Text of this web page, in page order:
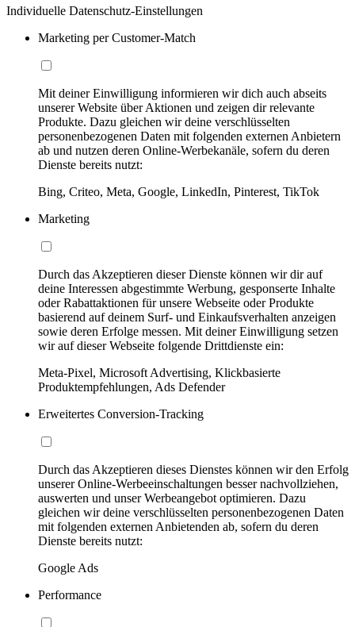
Individuelle Datenschutz-Einstellungen
Marketing per Customer-Match
Mit deiner Einwilligung informieren wir dich auch abseits
unserer Website über Aktionen und zeigen dir relevante
Produkte. Dazu gleichen wir deine verschlüsselten
personenbezogenen Daten mit folgenden externen Anbietern
ab und nutzen deren Online-Werbekanäle, sofern du deren
Dienste bereits nutzt:
Bing, Criteo, Meta, Google, LinkedIn, Pinterest, TikTok
Marketing
Durch das Akzeptieren dieser Dienste können wir dir auf
deine Interessen abgestimmte Werbung, gesponserte Inhalte
oder Rabattaktionen für unsere Webseite oder Produkte
basierend auf deinem Surf- und Einkaufsverhalten anzeigen
sowie deren Erfolge messen. Mit deiner Einwilligung setzen
wir auf dieser Webseite folgende Drittdienste ein:
Meta-Pixel, Microsoft Advertising, Klickbasierte
Produktempfehlungen, Ads Defender
Erweitertes Conversion-Tracking
Durch das Akzeptieren dieses Dienstes können wir den Erfolg
unserer Online-Werbeeinschaltungen besser nachvollziehen,
auswerten und unser Werbeangebot optimieren. Dazu
gleichen wir deine verschlüsselten personenbezogenen Daten
mit folgenden externen Anbietenden ab, sofern du deren
Dienste bereits nutzt:
Google Ads
Performance